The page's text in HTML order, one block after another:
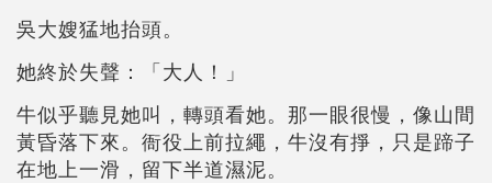
吳大嫂猛地抬頭。
她終於失聲：「大人！」
牛似乎聽見她叫，轉頭看她。那一眼很慢，像山間
黃昏落下來。衙役上前拉繩，牛沒有掙，只是蹄子
在地上一滑，留下半道濕泥。